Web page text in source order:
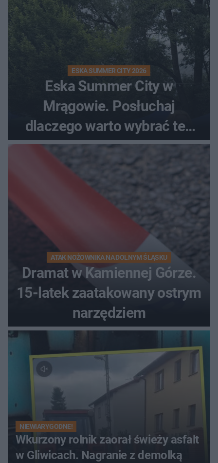
ESKA SUMMER CITY 2026
Eska Summer City w
Mrągowie. Posłuchaj
dlaczego warto wybrać ten
kierunek na urlop!
ATAK NOŻOWNIKA NA DOLNYM ŚLĄSKU
Dramat w Kamiennej Górze.
15-latek zaatakowany ostrym
narzędziem
NIEWIARYGODNE!
Wkurzony rolnik zaorał świeży asfalt
w Gliwicach. Nagranie z demolką